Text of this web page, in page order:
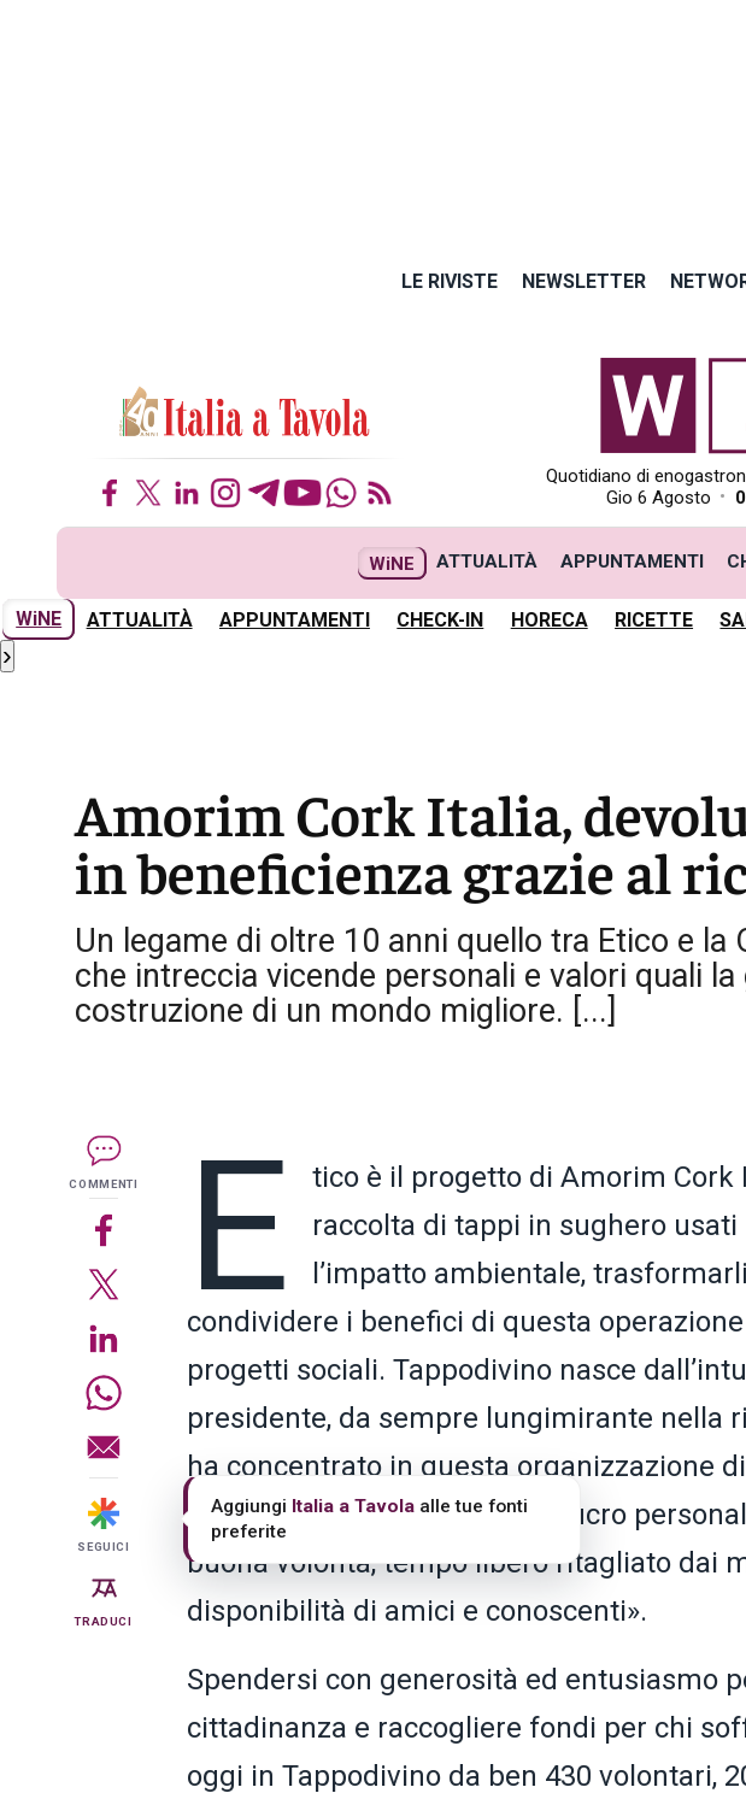
LE RIVISTE NEWSLETTER
Quotidiano di
Gio 6 Agosto •
WiNE ATTUALITÀ APPUNTAMENTI
WiNE ATTUALITÀ APPUNTAMENTI CHECK-IN HORECA RICETTE
›
Amorim Cork Italia,
in beneficienza grazie al
Un legame di oltre 10 anni quello tra Etico e la
che intreccia vicende personali e valori quali
costruzione di un mondo migliore. [...]
COMMENTI
SEGUICI
TRADUCI
E
tico è il progetto di Amorim Cork
raccolta di tappi in sughero
l’impatto ambientale,
condividere i benefici di questa
progetti sociali. Tappodivino nasce
presidente, da sempre lungimirante nella
ha concentrato in questa organizzazione
«un’iniziativa senza scopo di lucro
buona volontà, tempo libero ritagliato dai
disponibilità di amici e conoscenti».
Spendersi con generosità ed entusiasmo
cittadinanza e raccogliere fondi per chi
oggi in Tappodivino da ben 430 volontari,
Aggiungi Italia a Tavolaalle tue fonti
preferite